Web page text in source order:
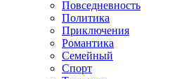
Повседневность
Политика
Приключения
Романтика
Семейный
Спорт